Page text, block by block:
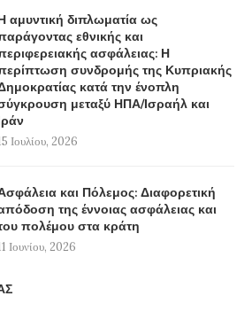
αμυντική διπλωματία ως
εθνικής και
ασφάλειας: Η
συνδρομής της Κυπριακής
κατά την ένοπλη
μεταξύ ΗΠΑ/Ισραήλ και
Ιουλίου, 2026
και Πόλεμος: Διαφορετική
της έννοιας ασφάλειας και
πολέμου στα κράτη
Ιουνίου, 2026